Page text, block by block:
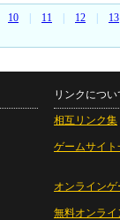
10 11 12 13
リンクについ
相互リンク集
ゲームサイト
オンラインゲ
無料オンライ